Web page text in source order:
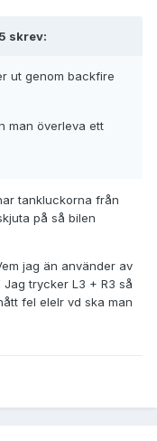
skrev:
ut genom backfire
man överleva ett
tankluckorna från
på så bilen
jag än använder av
trycker L3 + R3 så
fel elelr vd ska man